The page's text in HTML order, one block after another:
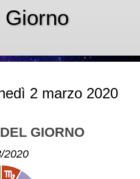
2 marzo 2020
GIORNO
2020